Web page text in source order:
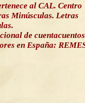
al CAL. Centro
Minúsculas. Letras
de
en España: